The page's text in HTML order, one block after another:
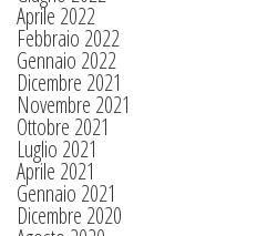
Aprile 2022
Febbraio 2022
Gennaio 2022
Dicembre 2021
Novembre 2021
Ottobre 2021
Luglio 2021
Aprile 2021
Gennaio 2021
Dicembre 2020